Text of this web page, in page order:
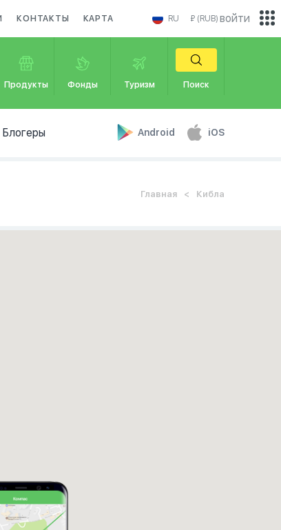
КОНТАКТЫ КАРТА RU ₽ (RUB)
Продукты Фонды Туризм Поиск
Блогеры Android iOS
войти
Главная Кибла